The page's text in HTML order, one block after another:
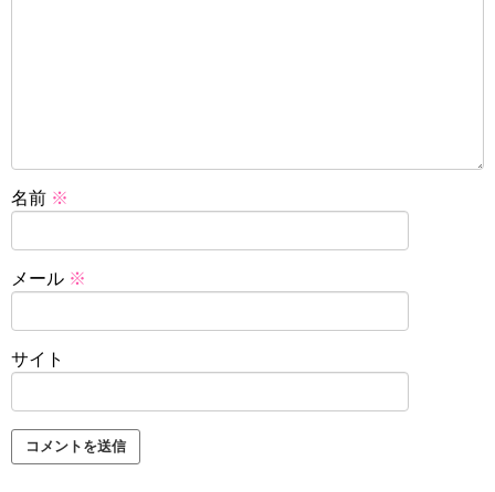
名前 ※
メール ※
サイト